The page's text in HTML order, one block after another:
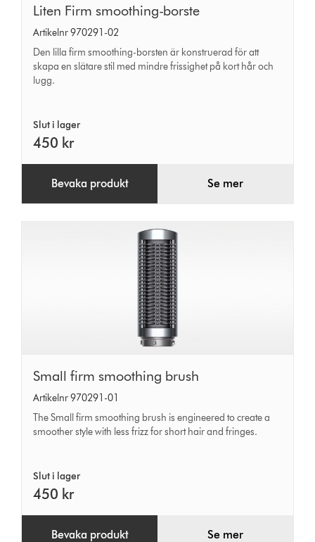
Liten
Firm
smoothing-
borste
Liten Firm smoothing-borste
Artikelnr 970291-02
Den lilla firm smoothing-borsten är konstruerad för att
skapa en slätare stil med mindre frissighet på kort hår och
lugg.
Slut i lager
450 kr
Bevaka produkt Se mer
Small
firm
smoothing
brush
Small firm smoothing brush
Artikelnr 970291-01
The Small firm smoothing brush is engineered to create a
smoother style with less frizz for short hair and fringes.
Slut i lager
450 kr
Bevaka produkt Se mer